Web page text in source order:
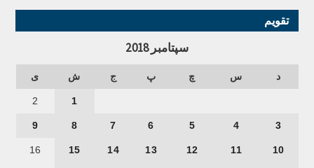
تقویم
سپتامبر 2018
د س چ پ ج ش ی
1
2
3
4
5
6
7
8
9
10
11
12
13
14
15
16